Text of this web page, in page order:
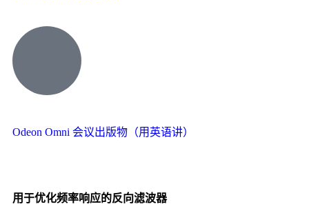
Odeon Omni 会议出版物（用英语讲）
用于优化频率响应的反向滤波器